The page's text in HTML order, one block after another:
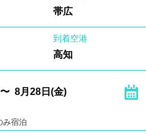
帯広
到着空港
高知
み宿泊